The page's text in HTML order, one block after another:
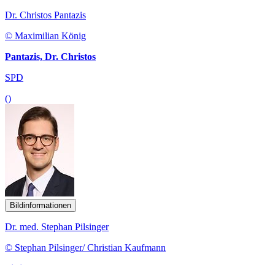
Dr. Christos Pantazis
© Maximilian König
Pantazis, Dr. Christos
SPD
()
Bildinformationen
Dr. med. Stephan Pilsinger
© Stephan Pilsinger/ Christian Kaufmann